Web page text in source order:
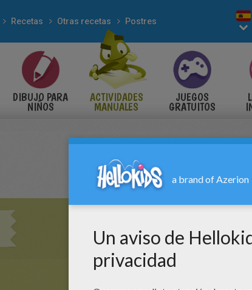
Recetas Otras recetas Postres
DIBUJO PARA
NIÑOS
ACTIVIDADES
MANUALES
JUEGOS
GRATUITOS